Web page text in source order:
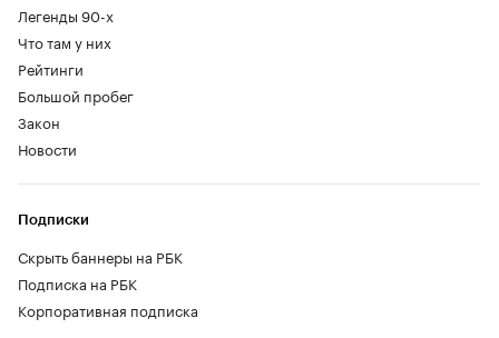
Легенды 90-х
Что там у них
Рейтинги
Большой пробег
Закон
Новости
Подписки
Скрыть баннеры на РБК
Подписка на РБК
Корпоративная подписка